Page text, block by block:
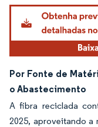
Por Fonte de
o Abastecimento
A fibra reciclada
2025, aproveitando a